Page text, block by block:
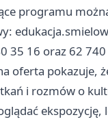
programu
35 16 oraz 62
oferta pokazuje,
i rozmów o